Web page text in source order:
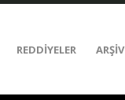
REDDİYELER ARŞİV